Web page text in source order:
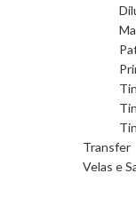
Transfer
Velas e